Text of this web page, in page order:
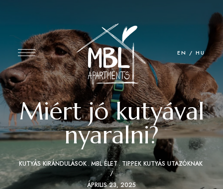
EN /HU
Miért jó kutyával
nyaralni?
KUTYÁS KIRÁNDULÁSOK MBL ÉLET TIPPEK KUTYÁS UTAZÓKNAK
ÁPRILIS 23, 2025